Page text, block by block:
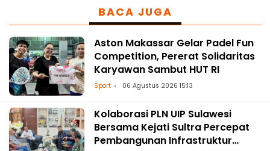
BACA JUGA
Aston Makassar Gelar Padel Fun
Competition, Pererat Solidaritas
Karyawan Sambut HUT RI
Sport 06 Agustus 2026 15:13
Kolaborasi PLN UIP Sulawesi
Bersama Kejati Sultra Percepat
Pembangunan Infrastruktur